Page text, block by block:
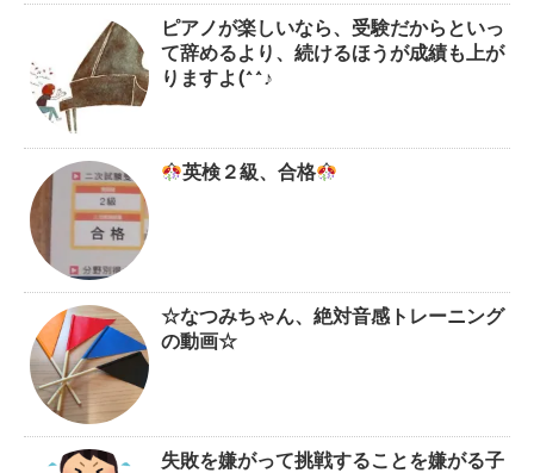
ピアノが楽しいなら、受験だからといっ
て辞めるより、続けるほうが成績も上が
りますよ(^^♪
英検２級、合格
☆なつみちゃん、絶対音感トレーニング
の動画☆
失敗を嫌がって挑戦することを嫌がる子